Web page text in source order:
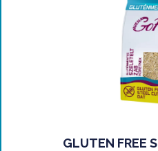
GLUTEN FREE